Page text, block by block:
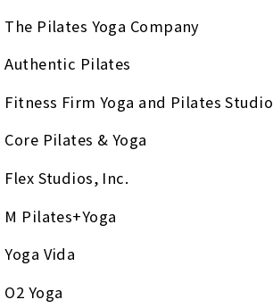
The Pilates Yoga Company
Authentic Pilates
Fitness Firm Yoga and Pilates Studio
Core Pilates & Yoga
Flex Studios, Inc.
M Pilates+Yoga
Yoga Vida
O2 Yoga